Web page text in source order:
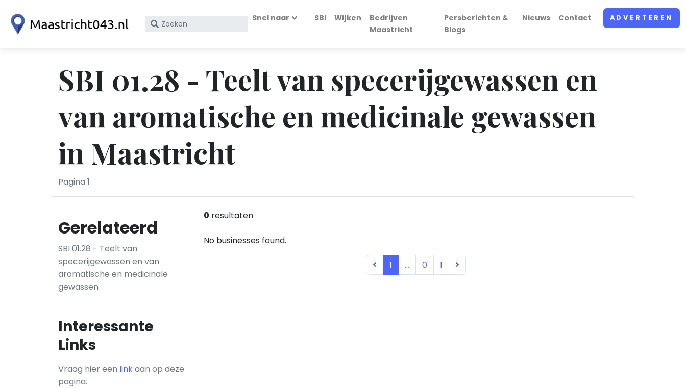
Zoek
KvK
nummer
Snel naar SBI Wijken
Bedrijven
Maastricht
Persberichten &
Blogs
Nieuws Contact ADVERTEREN
SBI 01.28 - Teelt van specerijgewassen en
van aromatische en medicinale gewassen
in Maastricht
Pagina 1
Gerelateerd
SBI 01.28 - Teelt van
specerijgewassen en van
aromatische en medicinale
gewassen
Interessante
Links
Vraag hier een linkaan op deze
pagina.
0 resultaten
No businesses found.
1 ... 0 1